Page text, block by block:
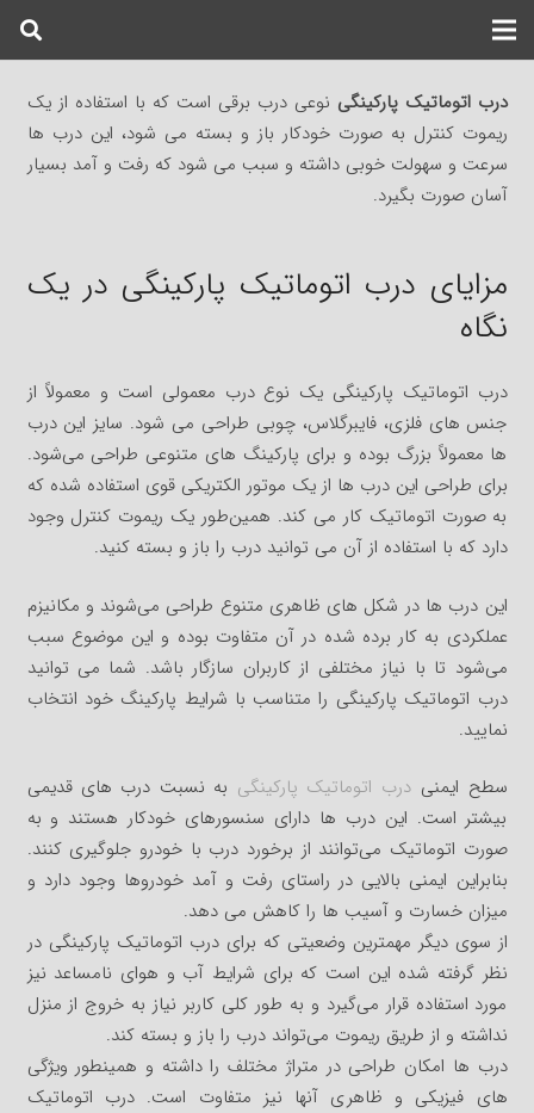
درب اتوماتیک پارکینگی نوعی درب برقی است که با استفاده از یک
ریموت کنترل به صورت خودکار باز و بسته می شود، این درب ها
سرعت و سهولت خوبی داشته و سبب می شود که رفت و آمد بسیار
آسان صورت بگیرد.
مزایای درب اتوماتیک پارکینگی در یک
نگاه
درب اتوماتیک پارکینگی یک نوع درب معمولی است و معمولاً از
جنس های فلزی، فایبرگلاس، چوبی طراحی می شود. سایز این درب
ها معمولاً بزرگ بوده و برای پارکینگ های متنوعی طراحی می‌شود.
برای طراحی این درب ها از یک موتور الکتریکی قوی استفاده شده که
به صورت اتوماتیک کار می کند. همین‌طور یک ریموت کنترل وجود
دارد که با استفاده از آن می توانید درب را باز و بسته کنید.
این درب ها در شکل های ظاهری متنوع طراحی می‌شوند و مکانیزم
عملکردی به کار برده شده در آن متفاوت بوده و این موضوع سبب
می‌شود تا با نیاز مختلفی از کاربران سازگار باشد. شما می توانید
درب اتوماتیک پارکینگی را متناسب با شرایط پارکینگ خود انتخاب
نمایید.
سطح ایمنیدرب اتوماتیک پارکینگی به نسبت درب های قدیمی
بیشتر است. این درب ها دارای سنسورهای خودکار هستند و به
صورت اتوماتیک می‌توانند از برخورد درب با خودرو جلوگیری کنند.
بنابراین ایمنی بالایی در راستای رفت و آمد خودروها وجود دارد و
میزان خسارت و آسیب ها را کاهش می دهد.
از سوی دیگر مهمترین وضعیتی که برای درب اتوماتیک پارکینگی در
نظر گرفته شده این است که برای شرایط آب و هوای نامساعد نیز
مورد استفاده قرار می‌گیرد و به طور کلی کاربر نیاز به خروج از منزل
نداشته و از طریق ریموت می‌تواند درب را باز و بسته کند.
درب ها امکان طراحی در متراژ مختلف را داشته و همینطور ویژگی
های فیزیکی و ظاهری آنها نیز متفاوت است. درب اتوماتیک